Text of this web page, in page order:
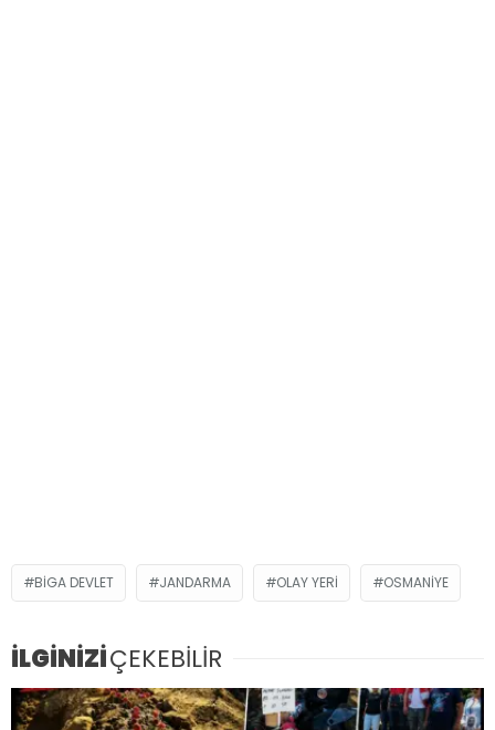
BIGA DEVLET JANDARMA OLAY YERI OSMANIYE
İLGİNİZİÇEKEBİLİR